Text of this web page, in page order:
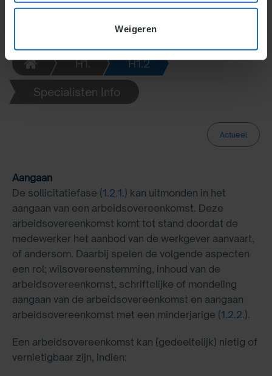
Weigeren
H1. H1.2
Specialisten Info
Actueel
Aangaan
De sollicitatiefase (1.2.1.) kan uitmonden in het
aangaan van een arbeidsovereenkomst. Deze
arbeidsovereenkomst komt tot stand doordat de
medewerker het aanbod van de werkgever aanvaart,
of andersom. Daarbij spelen de volgende aspecten
een rol; wilsovereenstemming, inhoud van de
arbeidsovereenkomst, schriftelijke of mondeling
aangaan van de arbeidsovereenkomst en aangaan
arbeidsovereenkomst met een minderjarige (1.2.2.).
Een arbeidsovereenkomst kan (gedeeltelijk) nietig of
vernietigbaar zijn, indien: